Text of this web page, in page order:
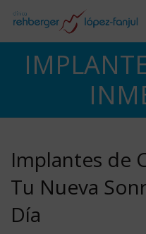
Implantes de
Tu Nueva
Día